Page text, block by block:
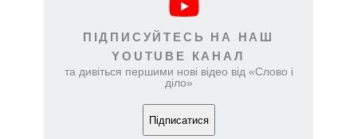
ПІДПИСУЙТЕСЬ НА НАШ
YOUTUBE КАНАЛ
та дивіться першими нові відео від «Слово і
діло»
Підписатися